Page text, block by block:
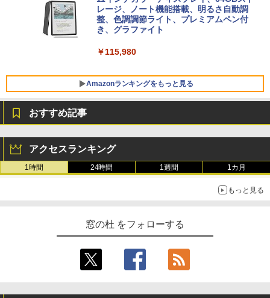
FMV ノートパソコン WE1-K3 (MS 365 P
ersonal/Copilotキー搭載/Win 11/15.6型/
Core i5/16GB/SSD 512GB/ホワイト) FM
レージ、ノート機能搭載、明るさ自動調
整、色調調節ライト、プレミアムペン付
き、グラファイト
￥115,980
Amazonランキングをもっと見る
おすすめ記事
アクセスランキング
1時間 24時間 1週間 1カ月
もっと見る
窓の杜 をフォローする